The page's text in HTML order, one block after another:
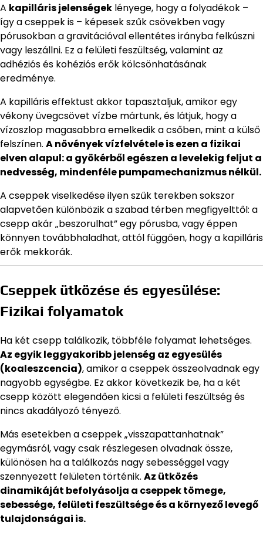
A kapilláris jelenségek lényege, hogy a folyadékok –
így a cseppek is – képesek szűk csövekben vagy
pórusokban a gravitációval ellentétes irányba felkúszni
vagy leszállni. Ez a felületi feszültség, valamint az
adhéziós és kohéziós erők kölcsönhatásának
eredménye.
A kapilláris effektust akkor tapasztaljuk, amikor egy
vékony üvegcsövet vízbe mártunk, és látjuk, hogy a
vízoszlop magasabbra emelkedik a csőben, mint a külső
felszínen. A növények vízfelvétele is ezen a fizikai
elven alapul: a gyökérből egészen a levelekig feljut a
nedvesség, mindenféle pumpamechanizmus nélkül.
A cseppek viselkedése ilyen szűk terekben sokszor
alapvetően különbözik a szabad térben megfigyelttől: a
csepp akár „beszorulhat” egy pórusba, vagy éppen
könnyen továbbhaladhat, attól függően, hogy a kapilláris
erők mekkorák.
Cseppek ütközése és egyesülése:
Fizikai folyamatok
Ha két csepp találkozik, többféle folyamat lehetséges.
Az egyik leggyakoribb jelenség az egyesülés
(koaleszcencia), amikor a cseppek összeolvadnak egy
nagyobb egységbe. Ez akkor következik be, ha a két
csepp között elegendően kicsi a felületi feszültség és
nincs akadályozó tényező.
Más esetekben a cseppek „visszapattanhatnak”
egymásról, vagy csak részlegesen olvadnak össze,
különösen ha a találkozás nagy sebességgel vagy
szennyezett felületen történik. Az ütközés
dinamikáját befolyásolja a cseppek tömege,
sebessége, felületi feszültsége és a környező levegő
tulajdonságai is.